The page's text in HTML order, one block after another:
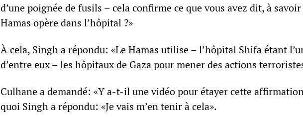
d’une poignée de fusils – cela confirme ce que vous avez dit, à
Hamas opère dans l’hôpital ?»
À cela, Singh a répondu: «Le Hamas utilise – l’hôpital Shifa étant
d’entre eux – les hôpitaux de Gaza pour mener des actions
Culhane a demandé: «Y a-t-il une vidéo pour étayer cette
quoi Singh a répondu: «Je vais m’en tenir à cela».